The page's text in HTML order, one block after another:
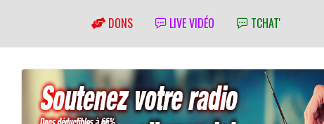
DONS LIVE VIDÉO TCHAT'